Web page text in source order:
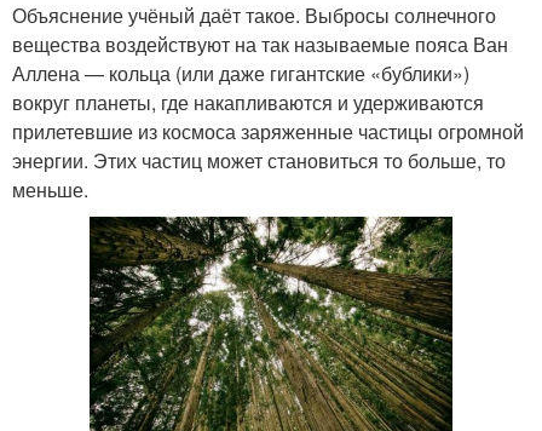
Объяснение учёный даёт такое. Выбросы солнечного
вещества воздействуют на так называемые пояса Ван
Аллена — кольца (или даже гигантские «бублики»)
вокруг планеты, где накапливаются и удерживаются
прилетевшие из космоса заряженные частицы огромной
энергии. Этих частиц может становиться то больше, то
меньше.